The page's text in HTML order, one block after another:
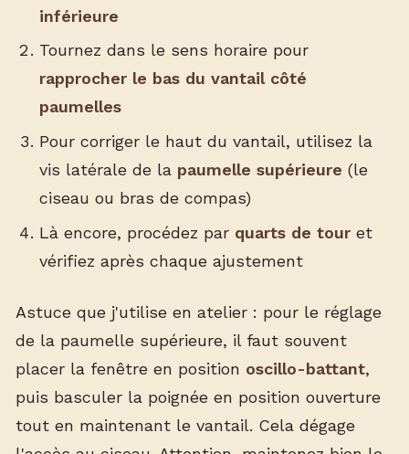
inférieure
Tournez dans le sens horaire pour
rapprocher le bas du vantail côté
paumelles
Pour corriger le haut du vantail, utilisez la
vis latérale de la paumelle supérieure (le
ciseau ou bras de compas)
Là encore, procédez par quarts de touret
vérifiez après chaque ajustement
Astuce que j'utilise en atelier : pour le réglage
de la paumelle supérieure, il faut souvent
placer la fenêtre en position oscillo-battant,
puis basculer la poignée en position ouverture
tout en maintenant le vantail. Cela dégage